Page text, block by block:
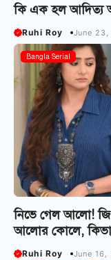
কি এক হল আদিত্য
Ruhi Roy June
Bangla Serial
নিভে গেল আলো! জি
আলোর কোলে,
Ruhi Roy June 16,